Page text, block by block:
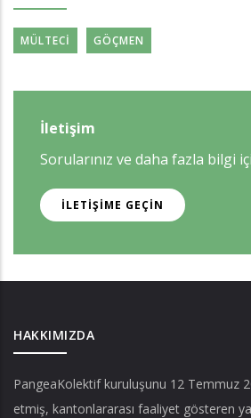
MÜLTECI GÖÇMEN
İletişim
Sorularınız ve daha fazla bilgi
İLETIŞIME GEÇIN
HAKKIMIZDA
PangeaKolektifkuruluşunu 12 Temmuz
etmiş, kantonlararası faaliyet gösteren